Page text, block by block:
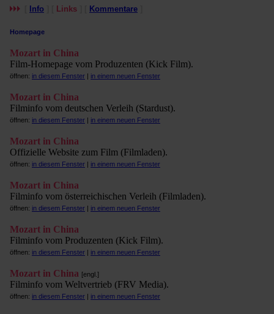
Info Links Kommentare
Homepage
Mozart in China
Film-Homepage vom Produzenten (Kick Film).
öffnen: in diesem Fenster | in einem neuen Fenster
Mozart in China
Filminfo vom deutschen Verleih (Stardust).
öffnen: in diesem Fenster | in einem neuen Fenster
Mozart in China
Offizielle Website zum Film (Filmladen).
öffnen: in diesem Fenster | in einem neuen Fenster
Mozart in China
Filminfo vom österreichischen Verleih (Filmladen).
öffnen: in diesem Fenster | in einem neuen Fenster
Mozart in China
Filminfo vom Produzenten (Kick Film).
öffnen: in diesem Fenster | in einem neuen Fenster
Mozart in China [engl.]
Filminfo vom Weltvertrieb (FRV Media).
öffnen: in diesem Fenster | in einem neuen Fenster